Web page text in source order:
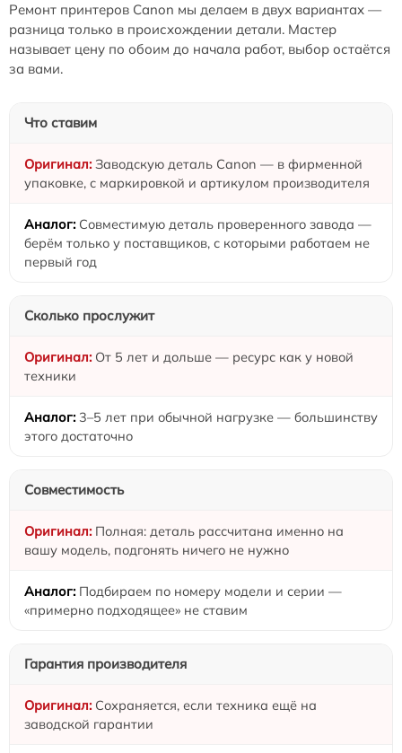
Ремонт принтеров Canon мы делаем в двух вариантах —
разница только в происхождении детали. Мастер
называет цену по обоим до начала работ, выбор остаётся
за вами.
Что ставим
Заводскую деталь Canon — в фирменной
упаковке, с маркировкой и артикулом производителя
Совместимую деталь проверенного завода —
берём только у поставщиков, с которыми работаем не
первый год
Сколько прослужит
От 5 лет и дольше — ресурс как у новой
техники
3–5 лет при обычной нагрузке — большинству
этого достаточно
Совместимость
Полная: деталь рассчитана именно на
вашу модель, подгонять ничего не нужно
Подбираем по номеру модели и серии —
«примерно подходящее» не ставим
Гарантия производителя
Сохраняется, если техника ещё на
заводской гарантии